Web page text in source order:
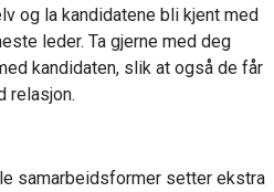
og la kandidatene bli kjent med
leder. Ta gjerne med deg
kandidaten, slik at også de får
relasjon.
samarbeidsformer setter ekstra